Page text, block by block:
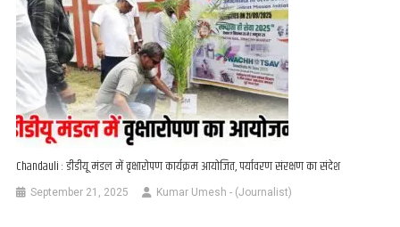
Chandauli : डीडीयू मंडल में वृक्षारोपण कार्यक्रम आयोजित, पर्यावरण संरक्षण का संदेश
September 21, 2025 Kumar Umesh - (Journalist)